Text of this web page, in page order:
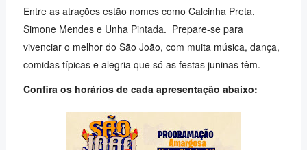
Entre as atrações estão nomes como Calcinha Preta,
Simone Mendes e Unha Pintada. Prepare-se para
vivenciar o melhor do São João, com muita música, dança,
comidas típicas e alegria que só as festas juninas têm.
Confira os horários de cada apresentação abaixo: